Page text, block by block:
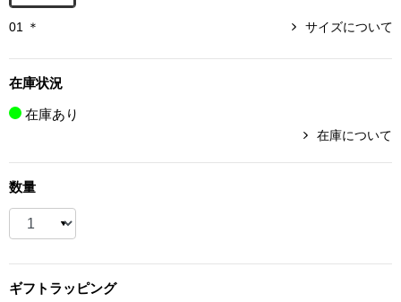
ランド
集
01 ＊ サイズについて
在庫状況
在庫あり
在庫について
数量
ギフト ラッピング